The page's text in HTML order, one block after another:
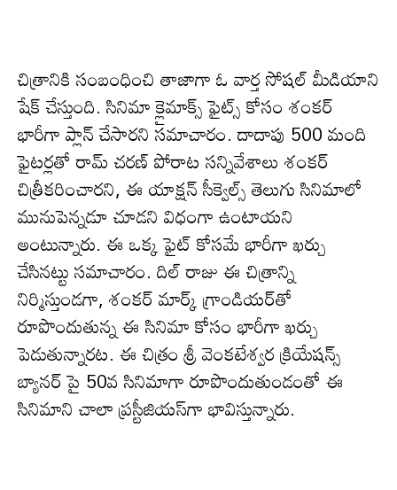
చిత్రానికి సంబంధించి తాజాగా ఓ వార్త సోష‌ల్ మీడియాని
షేక్ చేస్తుంది. సినిమా క్లైమాక్స్‌ ఫైట్స్‌ కోసం శంకర్
భారీగా ప్లాన్ చేసార‌ని స‌మాచారం. దాదాపు 500 మంది
ఫైటర్లతో రామ్ చరణ్ పోరాట సన్నివేశాలు శంక‌ర్
చిత్రీక‌రించార‌ని, ఈ యాక్షన్ సీక్వెల్స్‌ తెలుగు సినిమాలో
మునుపెన్నడూ చూడని విధంగా ఉంటాయ‌ని
అంటున్నారు. ఈ ఒక్క ఫైట్ కోసమే భారీగా ఖ‌ర్చు
చేసిన‌ట్టు స‌మాచారం. దిల్ రాజు ఈ చిత్రాన్ని
నిర్మిస్తుండ‌గా, శంకర్‌ మార్క్‌ గ్రాండియర్‌తో
రూపొందుతున్న ఈ సినిమా కోసం భారీగా ఖర్చు
పెడుతున్నార‌ట‌. ఈ చిత్రం శ్రీ వెంకటేశ్వర క్రియేషన్స్
బ్యానర్ పై 50వ సినిమాగా రూపొందుతుండంతో ఈ
సినిమాని చాలా ప్ర‌స్టీజియ‌స్‌గా భావిస్తున్నారు.